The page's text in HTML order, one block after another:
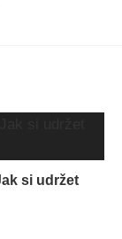
si udržet